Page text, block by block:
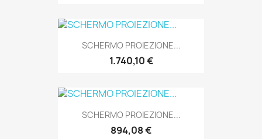
SCHERMO PROIEZIONE...
1.740,10 €
SCHERMO PROIEZIONE...
894,08 €